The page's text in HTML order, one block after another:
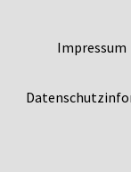
Impressum